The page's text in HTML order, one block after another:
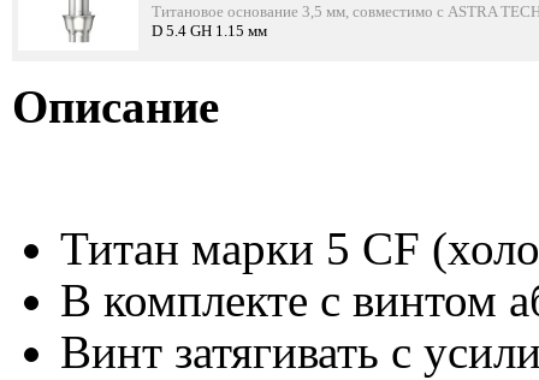
Титановое основание 3,5 мм, совместимо с ASTRA
D 5.4 GH 1.15 мм
Описание
Титан марки 5 CF
В комплекте с винтом
Винт затягивать с